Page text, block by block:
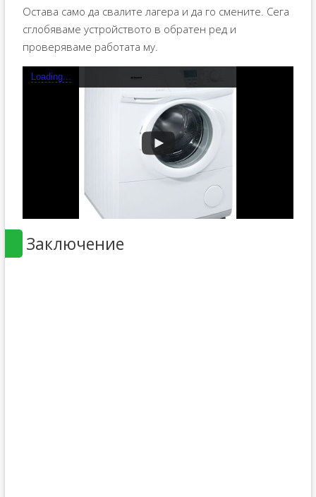
Остава само да свалите лагера и да го смените. Сега
сглобяваме устройството в обратен ред и
проверяваме работата му.
Loading...
Заключение